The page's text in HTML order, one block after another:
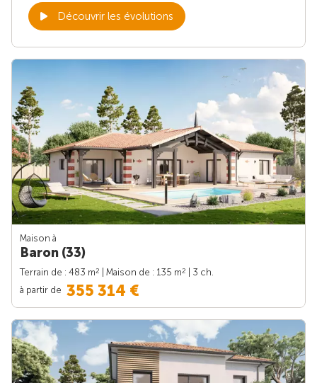
Découvrir les évolutions
Maison à
Baron (33)
Terrain de : 483 m2 | Maison de : 135 m2
| 3 ch.
à partir de 355 314 €